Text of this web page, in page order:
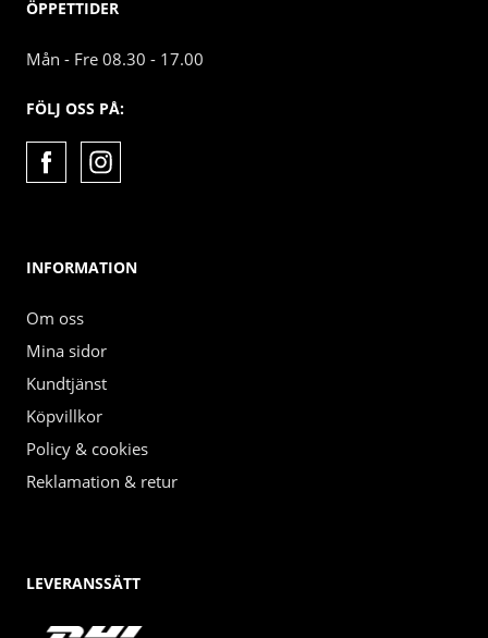
ÖPPETTIDER
Mån - Fre 08.30 - 17.00
FÖLJ OSS PÅ:
INFORMATION
Om oss
Mina sidor
Kundtjänst
Köpvillkor
Policy & cookies
Reklamation & retur
LEVERANSSÄTT